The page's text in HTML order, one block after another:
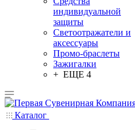
индивидуальной
защиты
Светоотражатели и
аксессуары
Промо-браслеты
Зажигалки
+ ЕЩЕ 4
Каталог